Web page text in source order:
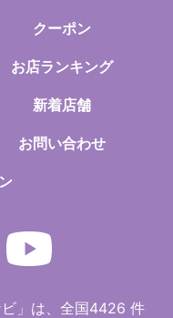
クーポン
お店ランキング
新着店舗
お問い合わせ
」は、全国4426 件